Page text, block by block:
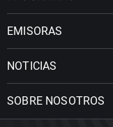
EMISORAS
NOTICIAS
SOBRE NOSOTROS